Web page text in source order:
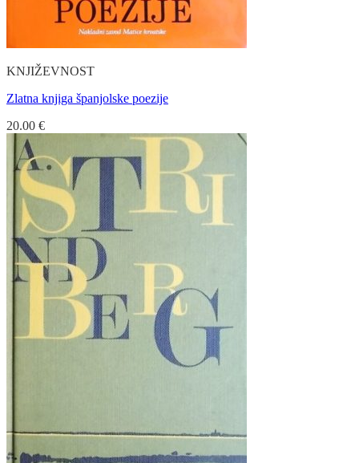
KNJIŽEVNOST
Zlatna knjiga španjolske poezije
20.00 €